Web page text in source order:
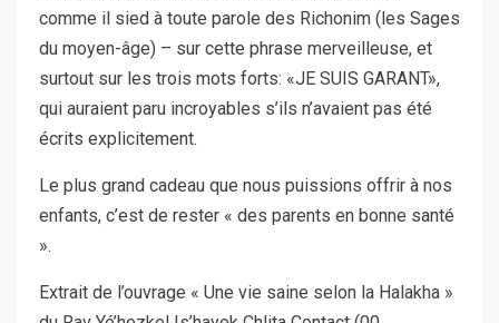
comme il sied à toute parole des Richonim (les Sages
du moyen-âge) – sur cette phrase merveilleuse, et
surtout sur les trois mots forts: «JE SUIS GARANT»,
qui auraient paru incroyables s’ils n’avaient pas été
écrits explicitement.
Le plus grand cadeau que nous puissions offrir à nos
enfants, c’est de rester « des parents en bonne santé
».
Extrait de l’ouvrage « Une vie saine selon la Halakha »